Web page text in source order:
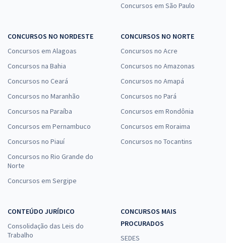
Concursos em São Paulo
CONCURSOS NO NORDESTE
Concursos em Alagoas
Concursos na Bahia
Concursos no Ceará
Concursos no Maranhão
Concursos na Paraíba
Concursos em Pernambuco
Concursos no Piauí
Concursos no Rio Grande do
Norte
Concursos em Sergipe
CONCURSOS NO NORTE
Concursos no Acre
Concursos no Amazonas
Concursos no Amapá
Concursos no Pará
Concursos em Rondônia
Concursos em Roraima
Concursos no Tocantins
CONTEÚDO JURÍDICO
Consolidação das Leis do
Trabalho
CONCURSOS MAIS
PROCURADOS
SEDES